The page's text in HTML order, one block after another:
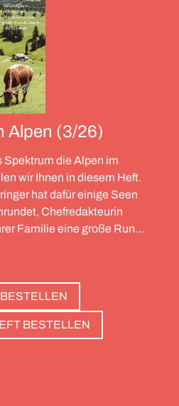
Alpen (3/26)
Spektrum die Alpen im
wir Ihnen in diesem Heft.
hat dafür einige Seen
Chefredakteurin
Familie eine große Runde
gegangen – von
Und die Redaktion hat
die zweierlei gemeinsam
Basis, um Gipfel zu
wunderschöne Pools, um
BESTELLEN